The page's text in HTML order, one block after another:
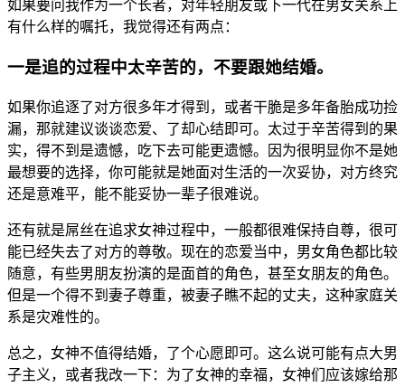
如果要问我作为一个长者，对年轻朋友或下一代在男女关系上
有什么样的嘱托，我觉得还有两点：
一是追的过程中太辛苦的，不要跟她结婚。
如果你追逐了对方很多年才得到，​或者干脆是多年备胎成功捡
漏，那就建议谈谈恋爱、了却心结即可。太过于辛苦得到的果
实，得不到是遗憾，吃下去可能更遗憾。因为很明显你不是她
最想要的选择，你可能就是她面对生活的一次妥协，对方终究
还是意难平，能不能妥协一辈子很难说。
还有就是屌丝在追求女神过程中，一般都很难保持自尊，很可
能已经失去了对方的尊敬。现在的恋爱当中，男女角色都比较
随意，有些男朋友扮演的是面首的角色，甚至女朋友的角色。
但是一个得不到妻子尊重，被妻子瞧不起的丈夫，这种家庭关
系是灾难性的。​
总之，女神不值得结婚，了个心愿即可。这么说可能有点大男
子主义，或者我改一下：为了女神的幸福，女神们应该嫁给那